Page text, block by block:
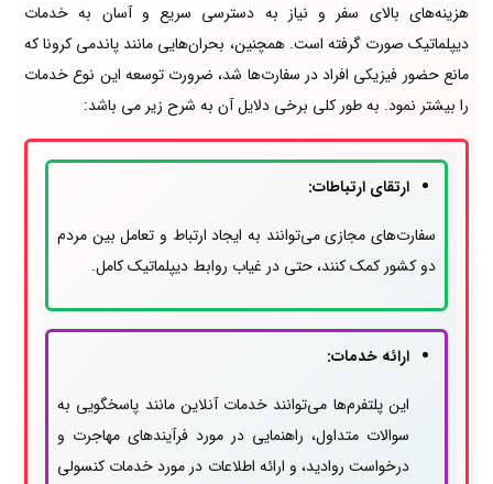
هزینه‌های بالای سفر و نیاز به دسترسی سریع و آسان به خدمات
دیپلماتیک صورت گرفته است. همچنین، بحران‌هایی مانند پاندمی کرونا که
مانع حضور فیزیکی افراد در سفارت‌ها شد، ضرورت توسعه این نوع خدمات
را بیشتر نمود. به طور کلی برخی دلایل آن به شرح زیر می باشد:
ارتقای ارتباطات:
سفارت‌های مجازی می‌توانند به ایجاد ارتباط و تعامل بین مردم
دو کشور کمک کنند، حتی در غیاب روابط دیپلماتیک کامل.
ارائه خدمات:
این پلتفرم‌ها می‌توانند خدمات آنلاین مانند پاسخگویی به
سوالات متداول، راهنمایی در مورد فرآیندهای مهاجرت و
درخواست روادید، و ارائه اطلاعات در مورد خدمات کنسولی